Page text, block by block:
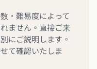
・難易度によって
ません。直接ご来
にご説明します。
て確認いたしま